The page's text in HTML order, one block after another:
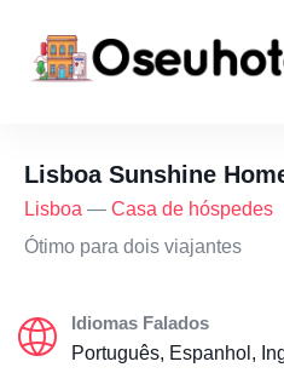
Lisboa Sunshine
Lisboa — Casa de hóspedes
Ótimo para dois viajantes
Idiomas Falados
Português, Espanhol,